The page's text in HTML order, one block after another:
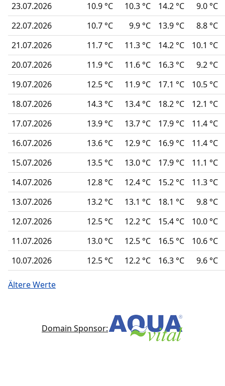
23.07.2026
10.9 °C 10.3 °C 14.2 °C
9.0 °C
22.07.2026
10.7 °C 9.9 °C 13.9 °C
8.8 °C
21.07.2026
11.7 °C 11.3 °C 14.2 °C
10.1 °C
20.07.2026
11.9 °C 11.6 °C 16.3 °C
9.2 °C
19.07.2026
12.5 °C 11.9 °C 17.1 °C
10.5 °C
18.07.2026
14.3 °C 13.4 °C 18.2 °C
12.1 °C
17.07.2026
13.9 °C 13.7 °C 17.9 °C
11.4 °C
16.07.2026
13.6 °C 12.9 °C 16.9 °C
11.4 °C
15.07.2026
13.5 °C 13.0 °C 17.9 °C
11.1 °C
14.07.2026
12.8 °C 12.4 °C 15.2 °C
11.3 °C
13.07.2026
13.2 °C 13.1 °C 18.1 °C
9.8 °C
12.07.2026
12.5 °C 12.2 °C 15.4 °C
10.0 °C
11.07.2026
13.0 °C 12.5 °C 16.5 °C
10.6 °C
10.07.2026
12.5 °C 12.2 °C 16.3 °C 9.6 °C
Ältere Werte
Domain Sponsor: